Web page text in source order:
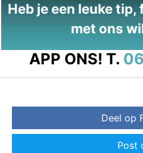
Heb je een leuke
met ons
APP ONS! T.
Deel op
Post